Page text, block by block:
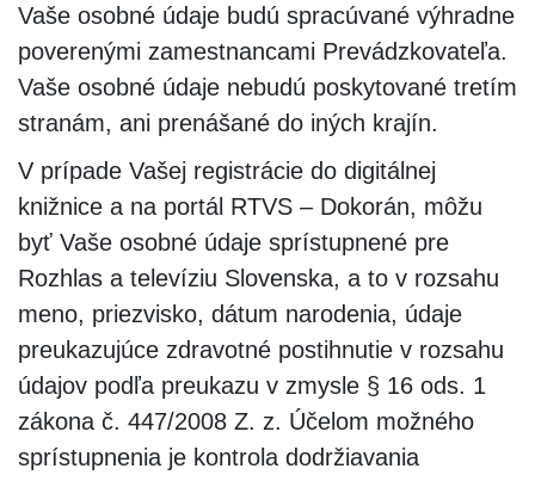
Vaše osobné údaje budú spracúvané výhradne
poverenými zamestnancami Prevádzkovateľa.
Vaše osobné údaje nebudú poskytované tretím
stranám, ani prenášané do iných krajín.
V prípade Vašej registrácie do digitálnej
knižnice a na portál RTVS – Dokorán, môžu
byť Vaše osobné údaje sprístupnené pre
Rozhlas a televíziu Slovenska, a to v rozsahu
meno, priezvisko, dátum narodenia, údaje
preukazujúce zdravotné postihnutie v rozsahu
údajov podľa preukazu v zmysle § 16 ods. 1
zákona č. 447/2008 Z. z. Účelom možného
sprístupnenia je kontrola dodržiavania